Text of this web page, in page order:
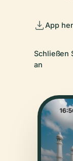
App
Schließen
an